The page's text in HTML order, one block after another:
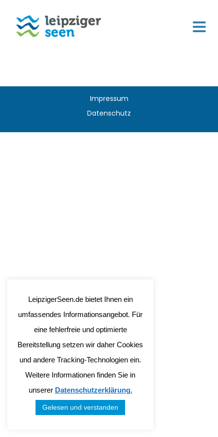
Impressum
Datenschutz
LeipzigerSeen.de bietet Ihnen ein
umfassendes Informationsangebot. Für
eine fehlerfreie und optimierte
Bereitstellung setzen wir daher Cookies
und andere Tracking-Technologien ein.
Weitere Informationen finden Sie in
unserer Datenschutzerklärung.
Gelesen und verstanden